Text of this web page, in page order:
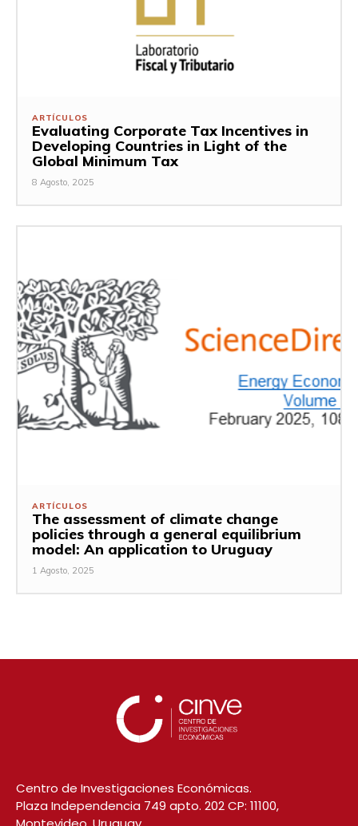
ARTÍCULOS
Evaluating Corporate Tax Incentives in
Developing Countries in Light of the
Global Minimum Tax
8 Agosto, 2025
ARTÍCULOS
The assessment of climate change
policies through a general equilibrium
model: An application to Uruguay
1 Agosto, 2025
Centro de Investigaciones Económicas.
Plaza Independencia 749 apto. 202 CP: 11100,